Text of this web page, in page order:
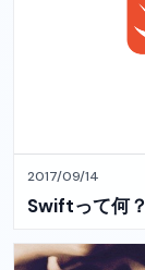
2017/09/14
Swiftって何？